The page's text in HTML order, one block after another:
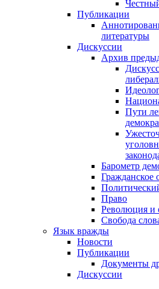
Публикации
литературы
Дискуссии
Архив
Пути
Барометр
Гражданское
Право
Революция и
Свобода
Язык вражды
Новости
Публикации
Документы
Дискуссии